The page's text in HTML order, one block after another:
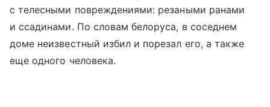
с телесными повреждениями: резаными ранами
и ссадинами. По словам белоруса, в соседнем
доме неизвестный избил и порезал его, а также
еще одного человека.